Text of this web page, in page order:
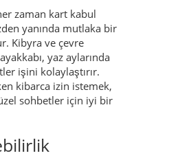
zaman kart kabul
yanında mutlaka bir
Kibyra ve çevre
yaz aylarında
işini kolaylaştırır.
kibarca izin istemek,
sohbetler için iyi bir